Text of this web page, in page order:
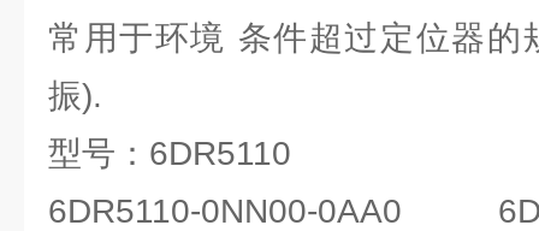
常用于环境 条件超过定位器的
振).
型号：6DR5110
6DR5110-0NN00-0AA0